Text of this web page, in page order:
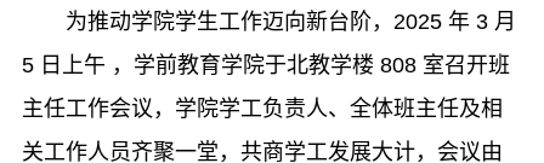
为推动学院学生工作迈向新台阶，2025 年 3 月
5 日上午 ，学前教育学院于北教学楼 808 室召开班
主任工作会议，学院学工负责人、 全体班主任及相
关工作人员齐聚一堂，共商学工发展大计，会议由